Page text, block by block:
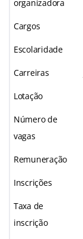
organizadora
Cargos
Escolaridade
Carreiras
Lotação
Número de
vagas
Remuneração
Inscrições
Taxa de
inscrição